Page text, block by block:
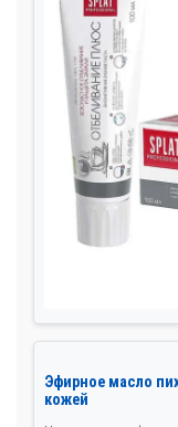
Эфирное масло
кожей